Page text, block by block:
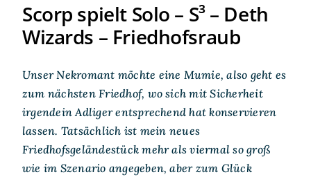
Scorp spielt Solo – S³ – Deth
Wizards – Friedhofsraub
Unser Nekromant möchte eine Mumie, also geht es
zum nächsten Friedhof, wo sich mit Sicherheit
irgendein Adliger entsprechend hat konservieren
lassen. Tatsächlich ist mein neues
Friedhofsgeländestück mehr als viermal so groß
wie im Szenario angegeben, aber zum Glück